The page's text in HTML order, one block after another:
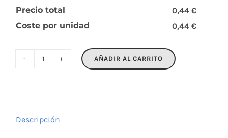
Precio total
0,44 €
Coste por unidad
0,44 €
AÑADIR AL CARRITO
Descripción